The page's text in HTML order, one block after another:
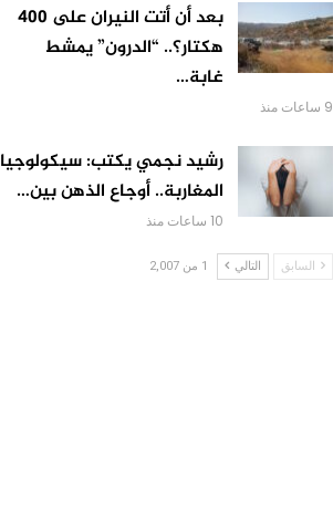
بعد أن أتت النيران على 400
هكتار؟.. “الدرون” يمشط
غابة…
9 ساعات منذ
رشيد نجمي يكتب: سيكولوجيا
المغاربة.. أوجاع الذهن بين…
10 ساعات منذ
السابق التالي 1 من 2,007